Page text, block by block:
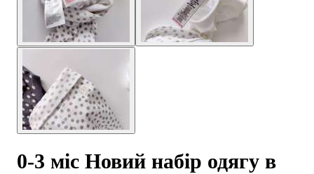
0-3 міс Новий набір одягу в